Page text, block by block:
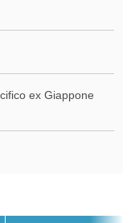
ex Giappone